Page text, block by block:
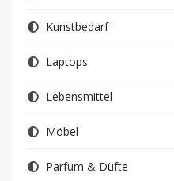
Kunstbedarf
Laptops
Lebensmittel
Möbel
Parfum & Düfte